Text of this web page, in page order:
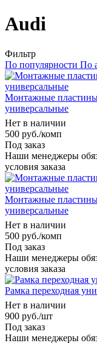
Audi
Фильтр
По популярности По
Монтажные
универсальные
Нет в наличии
500 руб./комп
Под заказ
Наши менеджеры
условия заказа
Монтажные
универсальные
Нет в наличии
500 руб./комп
Под заказ
Наши менеджеры
условия заказа
Рамка переходная
Нет в наличии
900 руб./шт
Под заказ
Наши менеджеры